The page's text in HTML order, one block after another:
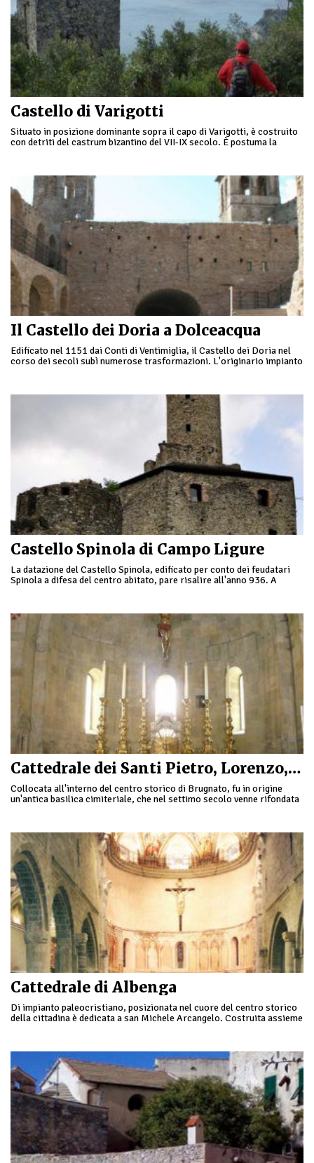
Castello di Varigotti
Situato in posizione dominante sopra il capo di Varigotti, è costruito
con detriti del castrum bizantino del VII-IX secolo. È postuma la
Il Castello dei Doria a Dolceacqua
Edificato nel 1151 dai Conti di Ventimiglia, il Castello dei Doria nel
corso dei secoli subì numerose trasformazioni. L'originario impianto
Castello Spinola di Campo Ligure
La datazione del Castello Spinola, edificato per conto dei feudatari
Spinola a difesa del centro abitato, pare risalire all'anno 936. A
Cattedrale dei Santi Pietro, Lorenzo, Colombano a Brugnato
Collocata all'interno del centro storico di Brugnato, fu in origine
un'antica basilica cimiteriale, che nel settimo secolo venne rifondata
Cattedrale di Albenga
Di impianto paleocristiano, posizionata nel cuore del centro storico
della cittadina è dedicata a san Michele Arcangelo. Costruita assieme